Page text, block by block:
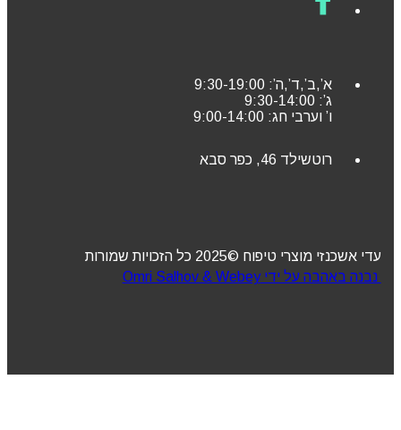
א’,ב’,ד’,ה’: 9:30-19:00
ג’: 9:30-14:00
ו’ וערבי חג: 9:00-14:00
רוטשילד 46, כפר סבא
עדי אשכנזי מוצרי טיפוח ©2025 כל הזכויות שמורות
נבנה באהבה על ידי Omri Salhov & Webey